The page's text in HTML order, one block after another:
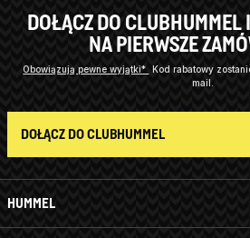
HUMMEL
DOŁĄCZ DO CLUBHUMMEL
NA PIERWSZE
Obowiązują pewne wyjątki*
Kod rabatowy
mail.
DOŁĄCZ DO CLUBHUMMEL